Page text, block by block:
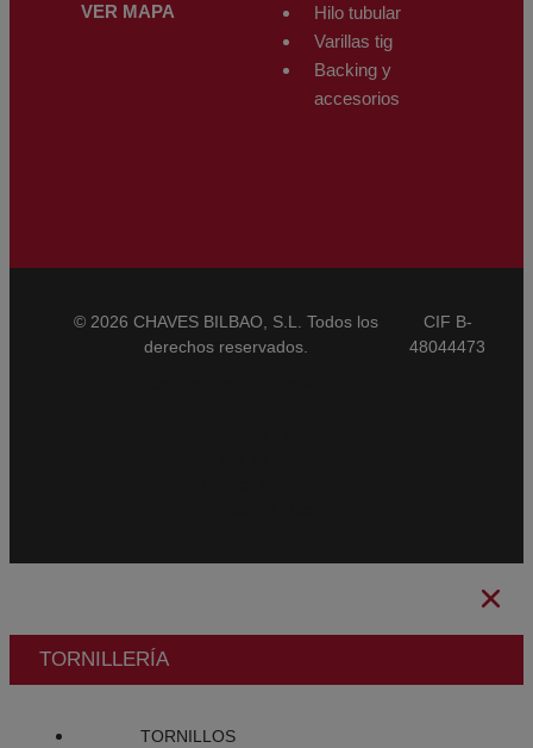
VER MAPA
Hilo tubular
Varillas tig
Backing y
accesorios
© 2026 CHAVES BILBAO, S.L. Todos los
derechos reservados.
CIF B-
48044473
TORNILLERÍA
TORNILLOS